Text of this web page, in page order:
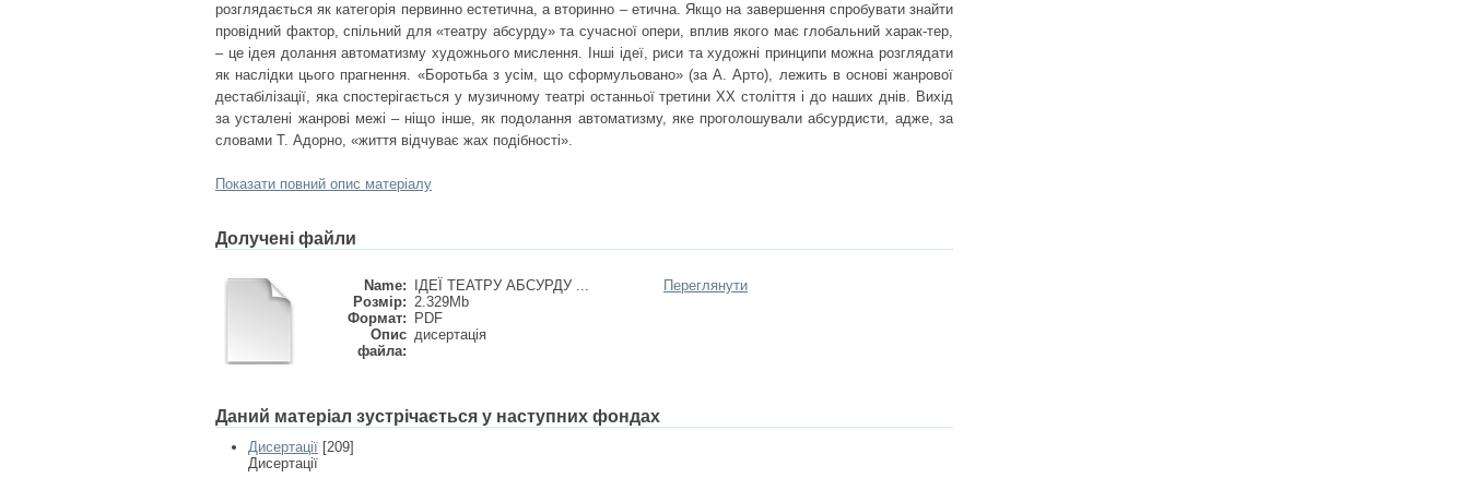
розглядається як категорія первинно естетична, а вторинно – етична. Якщо на завершення спробувати знайти
провідний фактор, спільний для «театру абсурду» та сучасної опери, вплив якого має глобальний харак-тер,
– це ідея долання автоматизму художнього мислення. Інші ідеї, риси та художні принципи можна розглядати
як наслідки цього прагнення. «Боротьба з усім, що сформульовано» (за А. Арто), лежить в основі жанрової
дестабілізації, яка спостерігається у музичному театрі останньої третини ХХ століття і до наших днів. Вихід
за усталені жанрові межі – ніщо інше, як подолання автоматизму, яке проголошували абсурдисти, адже, за
словами Т. Адорно, «життя відчуває жах подібності».
Показати повний опис матеріалу
Долучені файли
Name:
ІДЕЇ ТЕАТРУ АБСУРДУ ...
Розмір: 2.329Mb
Формат:
PDF
Опис
файла:
дисертація
Переглянути
Даний матеріал зустрічається у наступних фондах
Дисертації [209]
Дисертації